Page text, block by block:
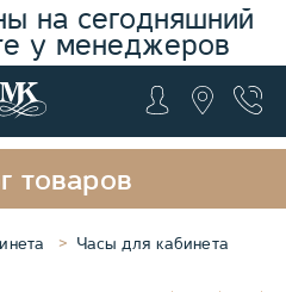
на сегодняшний
у менеджеров
товаров
Часы для кабинета